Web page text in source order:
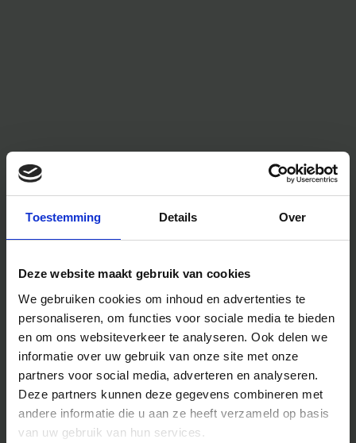
Toestemming Details Over
Deze website maakt gebruik van cookies
We gebruiken cookies om inhoud en advertenties te
personaliseren, om functies voor sociale media te bieden
en om ons websiteverkeer te analyseren. Ook delen we
informatie over uw gebruik van onze site met onze
partners voor social media, adverteren en analyseren.
Deze partners kunnen deze gegevens combineren met
andere informatie die u aan ze heeft verzameld op basis
van uw gebruik van hun services.